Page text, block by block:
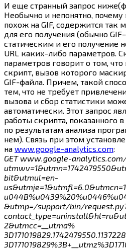
И еще странный запрос
Необычно и непонятно, почему
похож на GIF, содержится так
для его получения (обычно
статическим и его получение
URL каких-либо параметров.
параметров говорит о том,
скрипт, вызов которого
GIF-файла. Причем, такой
тем, что не требует
вызова и сбор статистики
автоматически. Этот запрос
работы скрипта, показанного
по результатам анализа
нем). Связь при этом
на www.google-analytics.com:
GET www.google-
bit&utmul=en-
&utmp=/support/bin/
2&utmcc=__utma%